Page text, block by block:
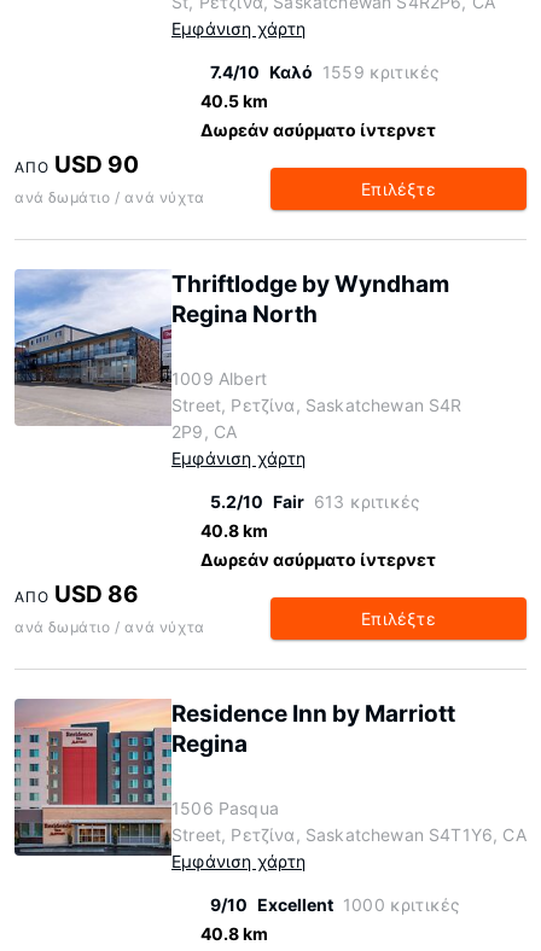
Εμφάνιση χάρτη
7.4/10 Καλό 1559 κριτικές
40.5 km
Δωρεάν ασύρματο ίντερνετ
ΑΠΌ USD 90
ανά δωμάτιο / ανά νύχτα Επιλέξτε
Thriftlodge by Wyndham
Regina North
1009 Albert
Street, Ρετζίνα, Saskatchewan S4R
2P9, CA
Εμφάνιση χάρτη
5.2/10 Fair 613 κριτικές
40.8 km
Δωρεάν ασύρματο ίντερνετ
ΑΠΌ USD 86
ανά δωμάτιο / ανά νύχτα Επιλέξτε
Residence Inn by Marriott
Regina
1506 Pasqua
Street, Ρετζίνα, Saskatchewan S4T1Y6, CA
Εμφάνιση χάρτη
9/10 Excellent 1000 κριτικές
40.8 km